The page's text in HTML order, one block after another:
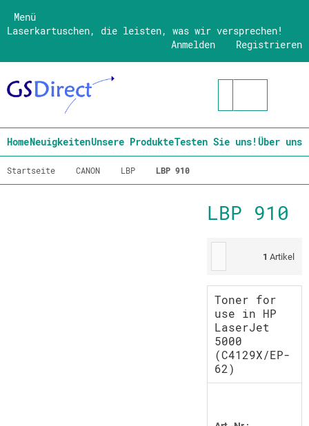
Menü
Laserkartuschen, die leisten, was wir versprechen!
Registrieren
Anmelden
HomeNeuigkeitenUnsere ProdukteTesten Sie uns!Über uns
Startseite CANON LBP LBP 910
LBP 910
1 Artikel
Toner for
use in HP
LaserJet
5000
(C4129X/EP-
62)